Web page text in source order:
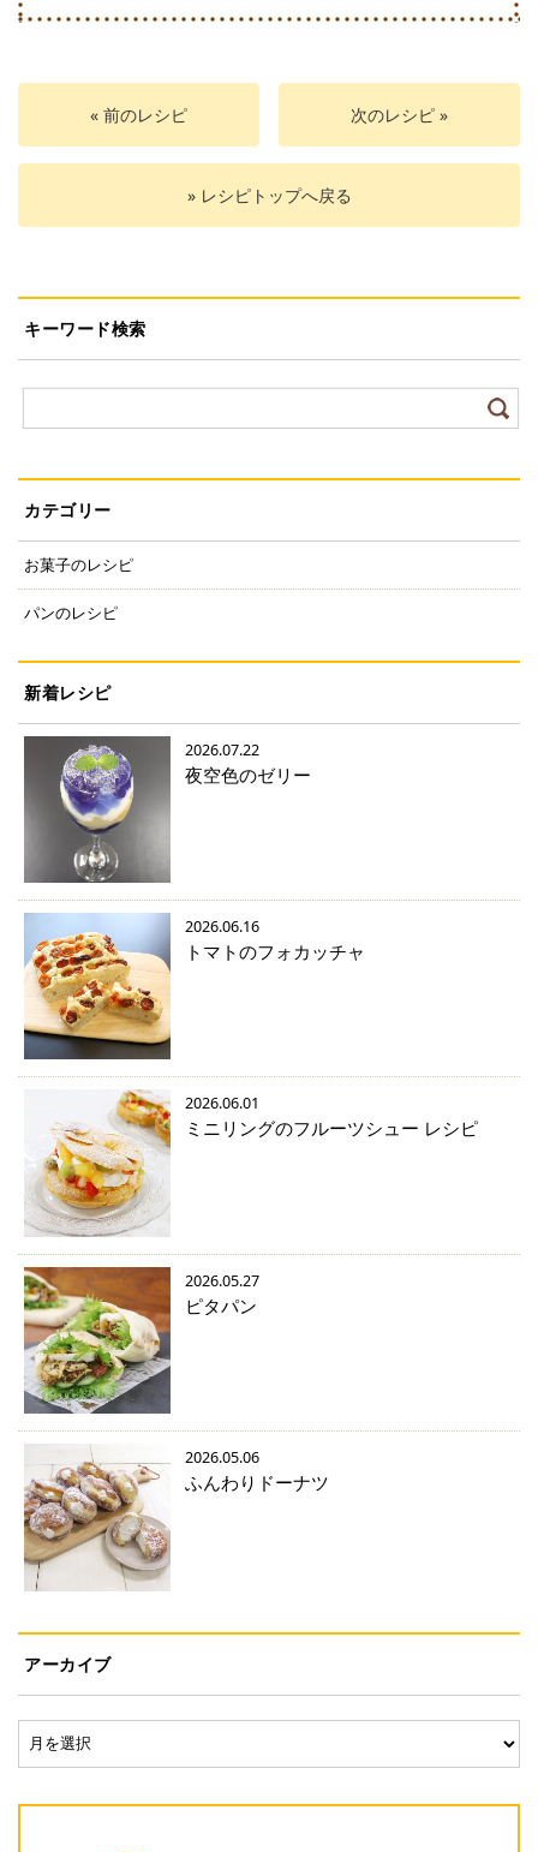
« 前のレシピ 次のレシピ »
» レシピトップへ戻る
キーワード検索
カテゴリー
お菓子のレシピ
パンのレシピ
新着レシピ
2026.07.22
夜空色のゼリー
2026.06.16
トマトのフォカッチャ
2026.06.01
ミニリングのフルーツシュー レシピ
2026.05.27
ピタパン
2026.05.06
ふんわりドーナツ
アーカイブ